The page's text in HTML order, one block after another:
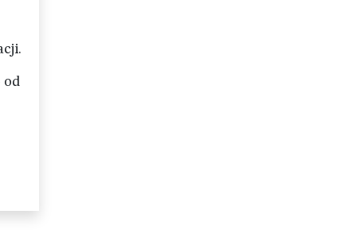
od